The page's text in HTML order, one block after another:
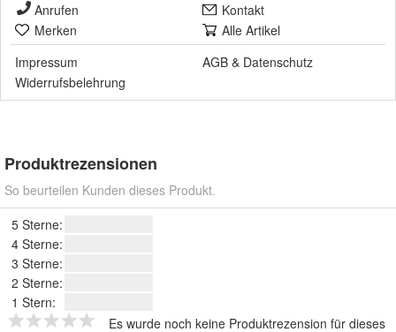
Anrufen
Kontakt
Merken
Alle Artikel
Impressum
AGB & Datenschutz
Widerrufsbelehrung
Produktrezensionen
So beurteilen Kunden dieses Produkt.
5 Sterne:
4 Sterne:
3 Sterne:
2 Sterne:
1 Stern:
Es wurde noch keine Produktrezension für dieses